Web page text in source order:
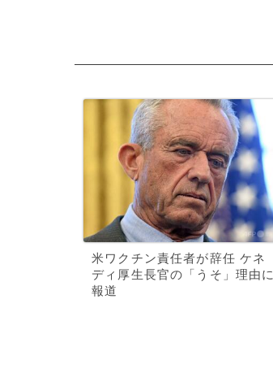
米ワクチン責任者が辞任 ケネ
ディ厚生長官の「うそ」理由に
報道